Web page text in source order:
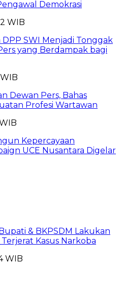
Demokrasi
WIB
SWI Menjadi Tonggak
yang Berdampak bagi
Dewan Pers, Bahas
Profesi Wartawan
Kepercayaan
UCE Nusantara Digelar
& BKPSDM Lakukan
Kasus Narkoba
WIB